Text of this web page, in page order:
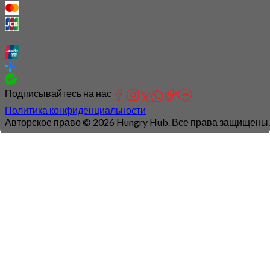
Подписывайтесь на нас
Политика конфиденциальности
Авторское право © 2026 Hungry Hub. Все права защищены.
Connection